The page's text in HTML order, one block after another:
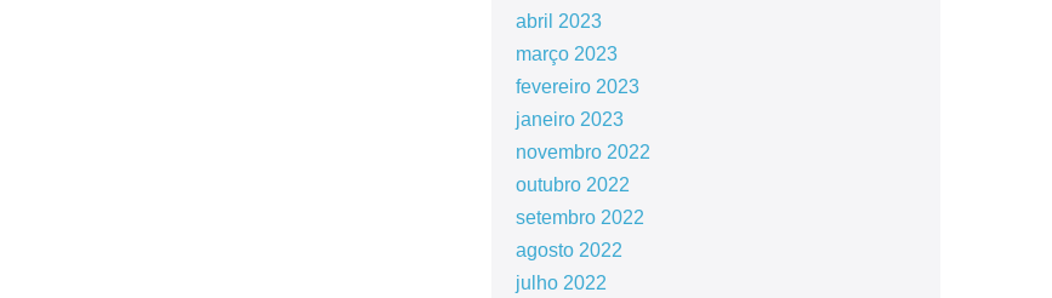
abril 2023
março 2023
fevereiro 2023
janeiro 2023
novembro 2022
outubro 2022
setembro 2022
agosto 2022
julho 2022